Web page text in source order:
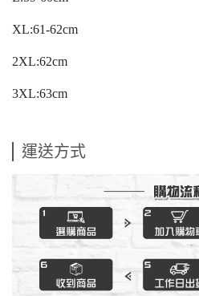
XL:61-62cm
2XL:62cm
3XL:63cm
運送方式